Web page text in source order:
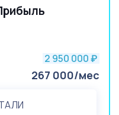
2 950 000 ₽
267 000/мес